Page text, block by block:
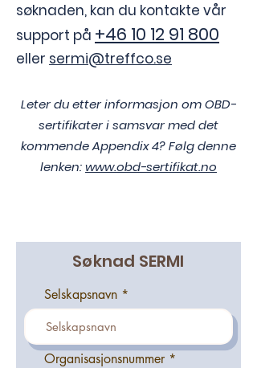
søknaden, kan du kontakte vår
support på +46 10 12 91 800
eller sermi@treffco.se
Leter du etter informasjon om OBD-
sertifikater i samsvar med det
kommende Appendix 4? Følg denne
lenken:www.obd-sertifikat.no
Søknad SERMI
Selskapsnavn
Organisasjonsnummer